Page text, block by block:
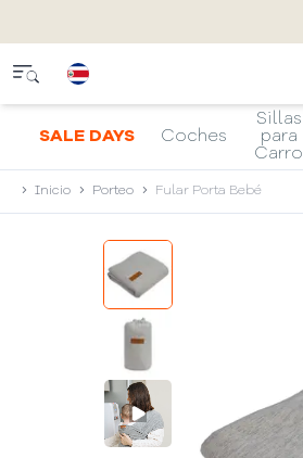
SALE DAYS Coches
Sillas
para
Carro
Inicio Porteo Fular Porta Bebé